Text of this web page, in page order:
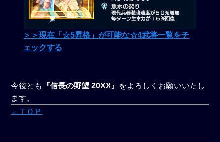
＞＞現在「☆5昇格」が可能な☆4武将一覧をチ
ェックする
今後とも 『信長の野望 20XX』 をよろしくお願いいたし
ます。
←ＴＯＰ